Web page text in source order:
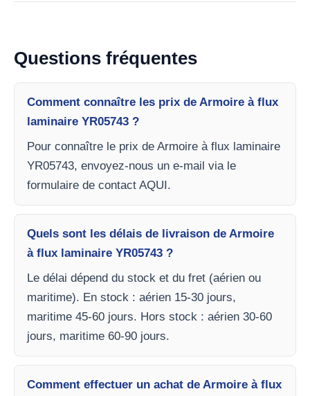
Questions fréquentes
Comment connaître les prix de Armoire à flux
laminaire YR05743 ?
Pour connaître le prix de Armoire à flux laminaire
YR05743, envoyez-nous un e-mail via le
formulaire de contact AQUI.
Quels sont les délais de livraison de Armoire
à flux laminaire YR05743 ?
Le délai dépend du stock et du fret (aérien ou
maritime). En stock : aérien 15-30 jours,
maritime 45-60 jours. Hors stock : aérien 30-60
jours, maritime 60-90 jours.
Comment effectuer un achat de Armoire à flux